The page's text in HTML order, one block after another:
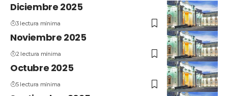
Diciembre 2025
3 lectura mínima
Noviembre 2025
2 lectura mínima
Octubre 2025
5 lectura mínima